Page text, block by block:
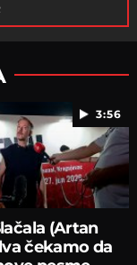
3:56
(Artan
čekamo da